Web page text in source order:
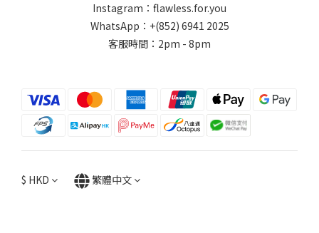
Instagram：flawless.for.you
WhatsApp：+(852) 6941 2025
客服時間：2pm - 8pm
$ HKD 繁體中文